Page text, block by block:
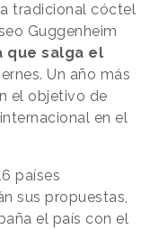
tradicional cóctel
Guggenheim
que salga el
Un año más
el objetivo de
en el
países
sus propuestas,
el país con el